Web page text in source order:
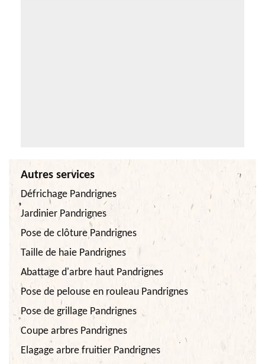
Autres services
Défrichage Pandrignes
Jardinier Pandrignes
Pose de clôture Pandrignes
Taille de haie Pandrignes
Abattage d'arbre haut Pandrignes
Pose de pelouse en rouleau Pandrignes
Pose de grillage Pandrignes
Coupe arbres Pandrignes
Elagage arbre fruitier Pandrignes